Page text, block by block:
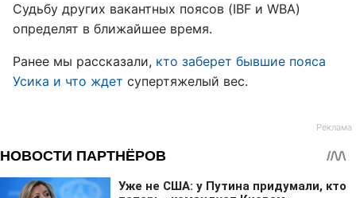
Судьбу других вакантных поясов (IBF и WBA)
определят в ближайшее время.
Ранее мы рассказали, кто заберет бывшие пояса
Усика и что ждет супертяжелый вес.